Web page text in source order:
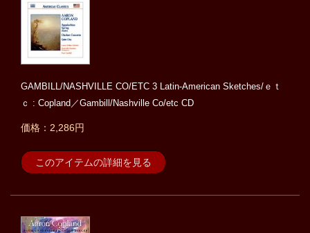
GAMBILL/NASHVILLE CO/ETC 3 Latin-American Sketches/ｅｔ
ｃ : Copland／Gambill/Nashville Co/etc CD
価格：2,286円
このアイテムの詳細を見る